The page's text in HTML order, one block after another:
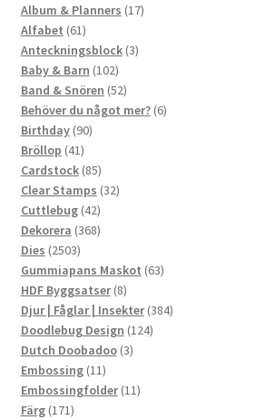
produkter
Album & Planners 1717
Alfabet 6161
produkter
Anteckningsblock 33
Baby & Barn 102102
produkter
Band & Snören 5252
produkter
Behöver du något mer? 66
Birthday 9090
Bröllop 4141
produkter
Cardstock 8585
produkter
Clear Stamps 3232
Cuttlebug 4242
produkter
Dekorera 368368
Dies 25032503
produkter
Gummiapans Maskot 6363
HDF Byggsatser 88
produkter
Djur | Fåglar | Insekter 384384
Doodlebug Design 124124
Dutch Doobadoo 33
Embossing 1111
produkter
Embossingfolder 1111
Färg 171171